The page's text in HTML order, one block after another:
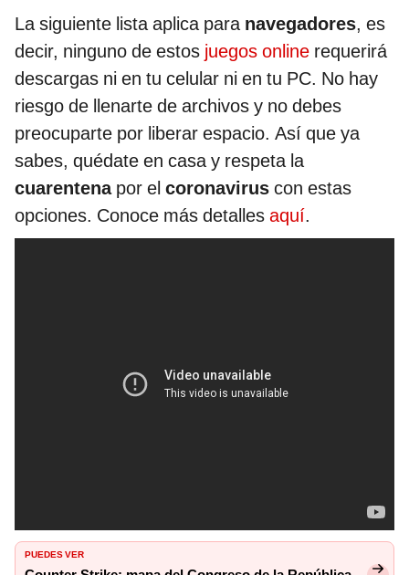
La siguiente lista aplica para navegadores, es
decir, ninguno de estos juegos online requerirá
descargas ni en tu celular ni en tu PC. No hay
riesgo de llenarte de archivos y no debes
preocuparte por liberar espacio. Así que ya
sabes, quédate en casa y respeta la
cuarentena por el coronavirus con estas
opciones. Conoce más detalles aquí.
PUEDES VER